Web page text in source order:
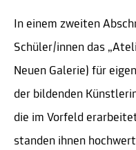
In einem zweiten
Schüler/innen das
Neuen Galerie) für
der bildenden
die im Vorfeld
standen ihnen